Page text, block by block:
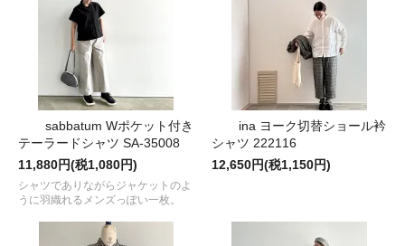
sabbatum Wポケット付き
テーラードシャツ SA-35008
11,880円(税1,080円)
シャツでありながらジャケットのよ
うに羽織れるメンズっぽい一枚。
ina ヨーク切替ショール衿
シャツ 222116
12,650円(税1,150円)